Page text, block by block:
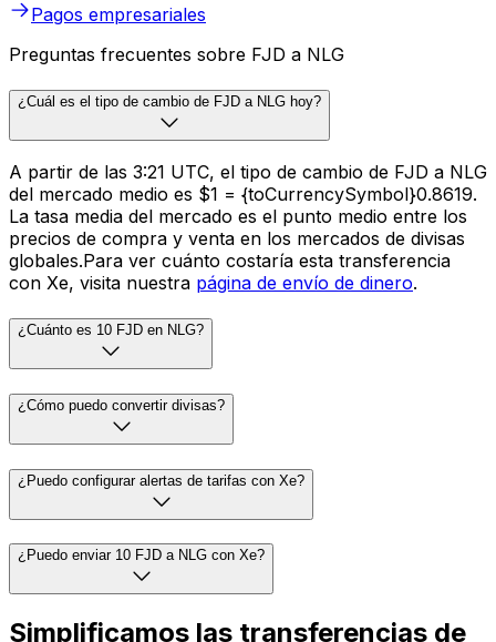
Pagos empresariales
Preguntas frecuentes sobre FJD a NLG
¿Cuál es el tipo de cambio de FJD a NLG hoy?
A partir de las 3:21 UTC, el tipo de cambio de FJD a NLG
del mercado medio es $1 = {toCurrencySymbol}0.8619.
La tasa media del mercado es el punto medio entre los
precios de compra y venta en los mercados de divisas
globales.Para ver cuánto costaría esta transferencia
con Xe, visita nuestra página de envío de dinero.
¿Cuánto es 10 FJD en NLG?
¿Cómo puedo convertir divisas?
¿Puedo configurar alertas de tarifas con Xe?
¿Puedo enviar 10 FJD a NLG con Xe?
Simplificamos las transferencias de